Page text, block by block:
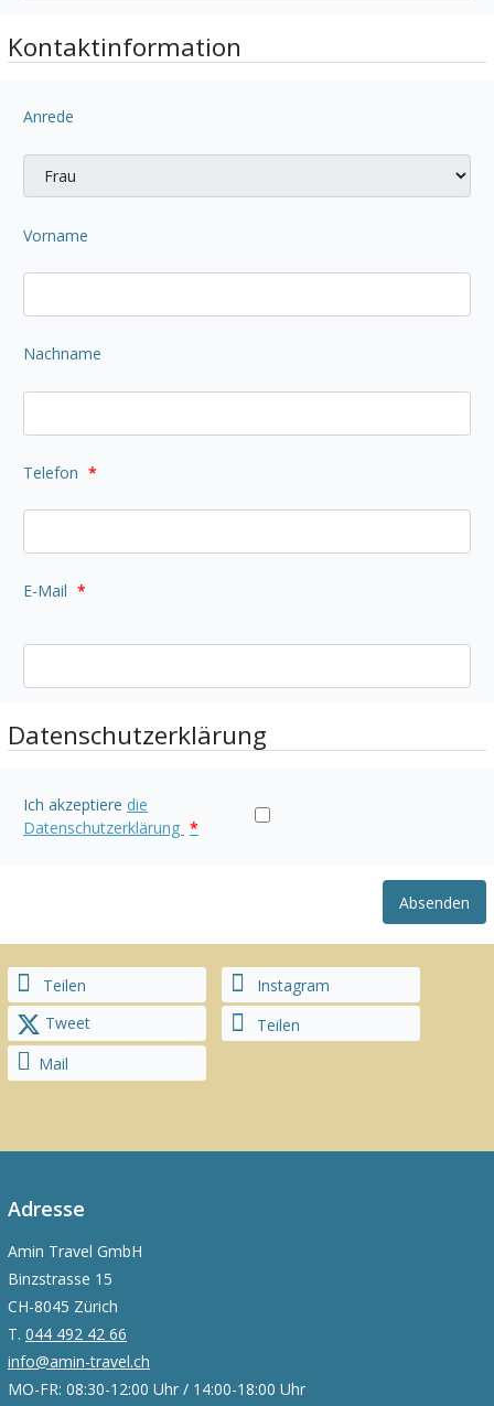
Kontaktinformation
Anrede
Vorname
Nachname
Telefon *
E-Mail *
Datenschutzerklärung
Ich akzeptiere die
Datenschutzerklärung *
Absenden
Teilen
Instagram
Tweet
Teilen
Mail
Adresse
Amin Travel GmbH
Binzstrasse 15
CH-8045 Zürich
T. 044 492 42 66
info@amin-travel.ch
MO-FR: 08:30-12:00 Uhr / 14:00-18:00 Uhr